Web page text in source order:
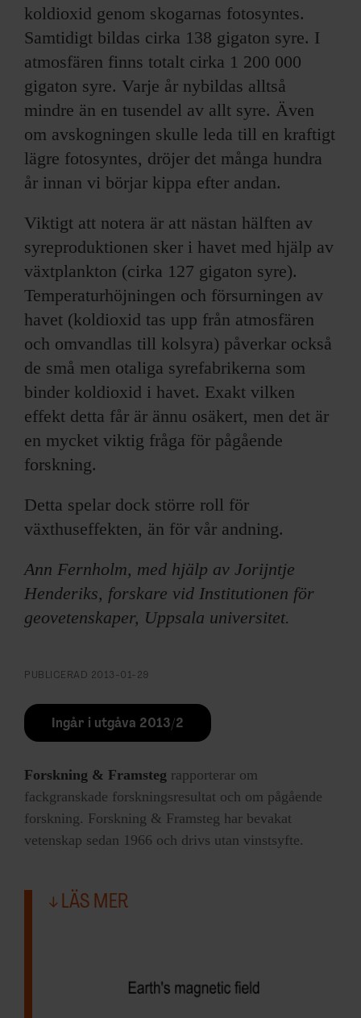
koldioxid genom skogarnas fotosyntes.
Samtidigt bildas cirka 138 gigaton syre. I
atmosfären finns totalt cirka 1 200 000
gigaton syre. Varje år nybildas alltså
mindre än en tusendel av allt syre. Även
om avskogningen skulle leda till en kraftigt
lägre fotosyntes, dröjer det många hundra
år innan vi börjar kippa efter andan.
Viktigt att notera är att nästan hälften av
syreproduktionen sker i havet med hjälp av
växtplankton (cirka 127 gigaton syre).
Temperaturhöjningen och försurningen av
havet (koldioxid tas upp från atmosfären
och omvandlas till kolsyra) påverkar också
de små men otaliga syrefabrikerna som
binder koldioxid i havet. Exakt vilken
effekt detta får är ännu osäkert, men det är
en mycket viktig fråga för pågående
forskning.
Detta spelar dock större roll för
växthuseffekten, än för vår andning.
Ann Fernholm, med hjälp av Jorijntje
Henderiks, forskare vid Institutionen för
geovetenskaper, Uppsala universitet.
PUBLICERAD 2013-01-29
Ingår i utgåva 2013/2
Forskning & Framsteg rapporterar om
fackgranskade forskningsresultat och om pågående
forskning. Forskning & Framsteg har bevakat
vetenskap sedan 1966 och drivs utan vinstsyfte.
LÄS MER